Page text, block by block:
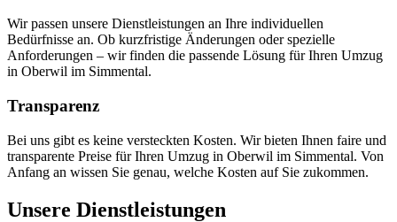
Wir passen unsere Dienstleistungen an Ihre individuellen
Bedürfnisse an. Ob kurzfristige Änderungen oder spezielle
Anforderungen – wir finden die passende Lösung für Ihren Umzug
in Oberwil im Simmental.
Transparenz
Bei uns gibt es keine versteckten Kosten. Wir bieten Ihnen faire und
transparente Preise für Ihren Umzug in Oberwil im Simmental. Von
Anfang an wissen Sie genau, welche Kosten auf Sie zukommen.
Unsere Dienstleistungen